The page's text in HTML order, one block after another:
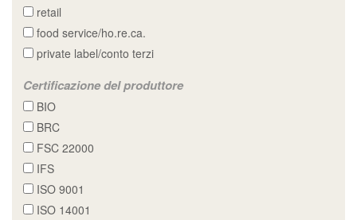
retail
food service/ho.re.ca.
private label/conto terzi
Certificazione del produttore
BIO
BRC
FSC 22000
IFS
ISO 9001
ISO 14001